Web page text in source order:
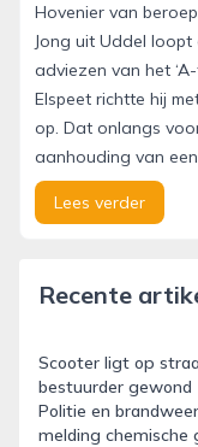
Hovenier van
Jong uit Uddel
adviezen van het
Elspeet richtte hij
op. Dat onlangs
aanhouding van
Lees verder
Recente
Scooter ligt op
bestuurder gewond
Politie en
melding chemische